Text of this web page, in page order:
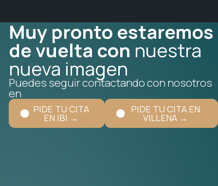
Muy pronto estaremos
de vuelta con nuestra
nueva imagen
Puedes seguir contactando con nosotros
en
PIDE TU CITA
EN IBI →
PIDE TU CITA EN
VILLENA →